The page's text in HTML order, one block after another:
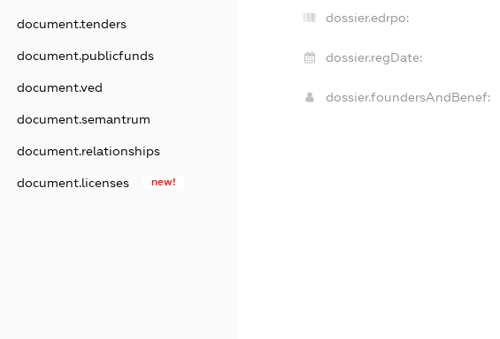
document.tenders
document.publicfunds
document.ved
document.semantrum
document.relationships
document.licenses new!
dossier.edrpo:
dossier.regDate:
dossier.foundersAndBenef: